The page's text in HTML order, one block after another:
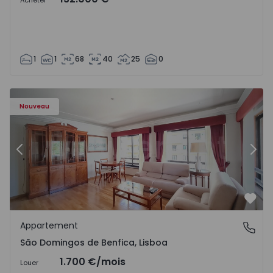
1 1 68 40 25 0
Nouveau
Précédent
São Domingos de Benfica, Lisboa
Appartement
São Domingos de Benfica, Lisboa
Louer 1.700 €/mois